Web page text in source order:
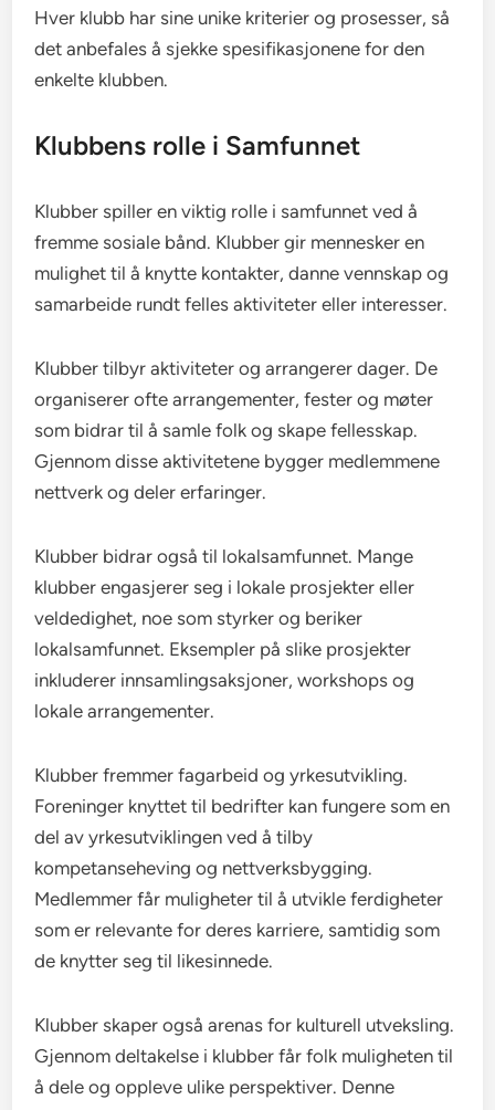
Hver klubb har sine unike kriterier og prosesser, så
det anbefales å sjekke spesifikasjonene for den
enkelte klubben.
Klubbens rolle i Samfunnet
Klubber spiller en viktig rolle i samfunnet ved å
fremme sosiale bånd. Klubber gir mennesker en
mulighet til å knytte kontakter, danne vennskap og
samarbeide rundt felles aktiviteter eller interesser.
Klubber tilbyr aktiviteter og arrangerer dager. De
organiserer ofte arrangementer, fester og møter
som bidrar til å samle folk og skape fellesskap.
Gjennom disse aktivitetene bygger medlemmene
nettverk og deler erfaringer.
Klubber bidrar også til lokalsamfunnet. Mange
klubber engasjerer seg i lokale prosjekter eller
veldedighet, noe som styrker og beriker
lokalsamfunnet. Eksempler på slike prosjekter
inkluderer innsamlingsaksjoner, workshops og
lokale arrangementer.
Klubber fremmer fagarbeid og yrkesutvikling.
Foreninger knyttet til bedrifter kan fungere som en
del av yrkesutviklingen ved å tilby
kompetanseheving og nettverksbygging.
Medlemmer får muligheter til å utvikle ferdigheter
som er relevante for deres karriere, samtidig som
de knytter seg til likesinnede.
Klubber skaper også arenas for kulturell utveksling.
Gjennom deltakelse i klubber får folk muligheten til
å dele og oppleve ulike perspektiver. Denne